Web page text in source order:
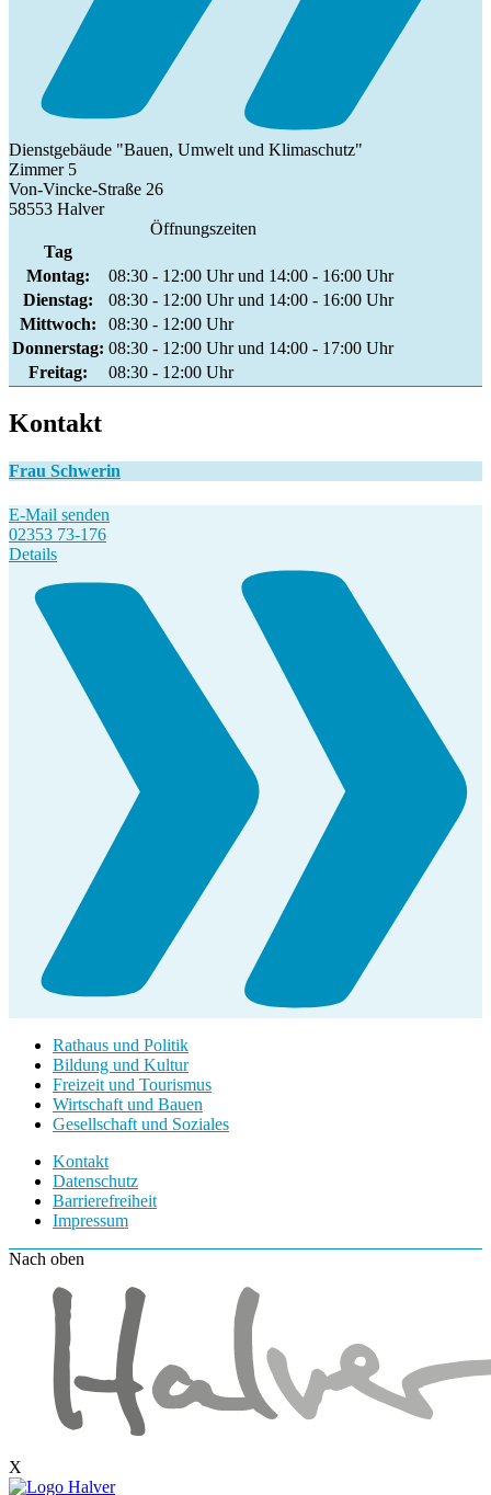
Dienstgebäude "Bauen, Umwelt und Klimaschutz"
Zimmer 5
Von-Vincke-Straße 26
58553 Halver
Öffnungszeiten
Tag
Montag:
08:30 - 12:00 Uhr und 14:00 - 16:00 Uhr
Dienstag:
08:30 - 12:00 Uhr und 14:00 - 16:00 Uhr
Mittwoch:
08:30 - 12:00 Uhr
Donnerstag: 08:30 - 12:00 Uhr und 14:00 - 17:00 Uhr
Freitag:
08:30 - 12:00 Uhr
Kontakt
Frau Schwerin
E-Mail senden
02353 73-176
Details
Rathaus und Politik
Bildung und Kultur
Freizeit und Tourismus
Wirtschaft und Bauen
Gesellschaft und Soziales
Kontakt
Datenschutz
Barrierefreiheit
Impressum
Nach oben
X